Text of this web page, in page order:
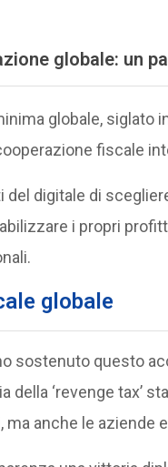
globale: un
globale, siglato
fiscale
del digitale di
i propri
globale
sostenuto questo
della ‘revenge tax’
anche le aziende